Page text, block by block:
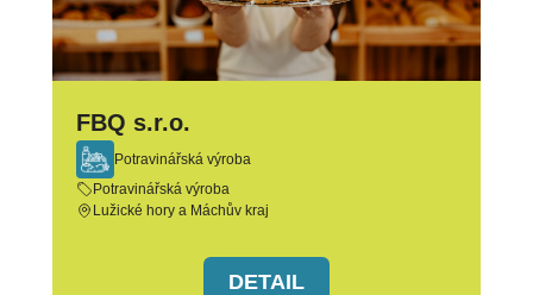
FBQ s.r.o.
Potravinářská výroba
Potravinářská výroba
Lužické hory a Máchův kraj
DETAIL